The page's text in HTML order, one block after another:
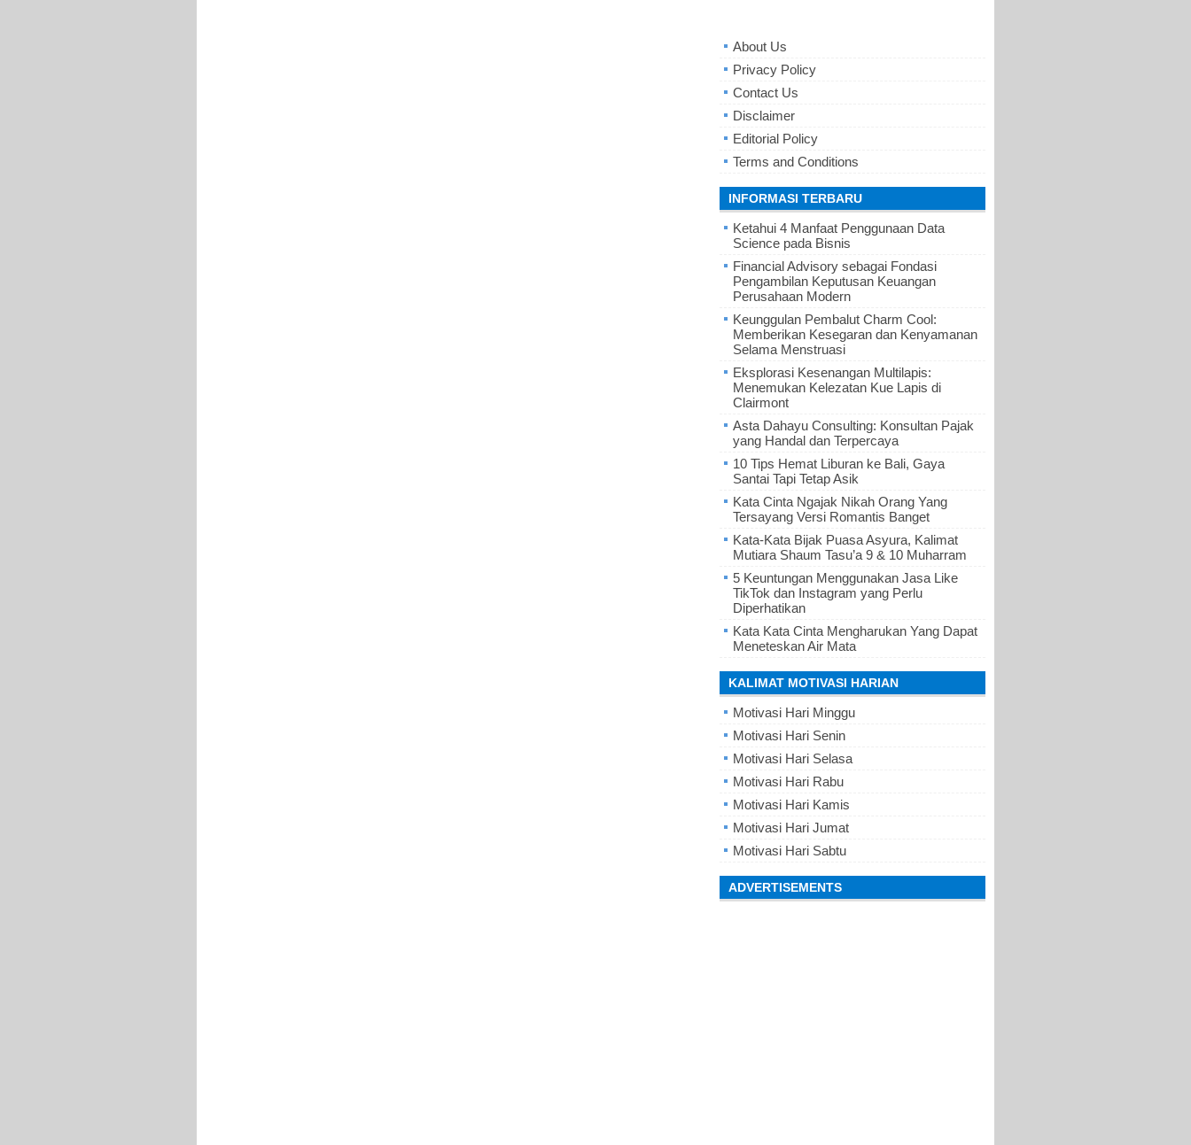
About Us
Privacy Policy
Contact Us
Disclaimer
Editorial Policy
Terms and Conditions
INFORMASI TERBARU
Ketahui 4 Manfaat Penggunaan Data
Science pada Bisnis
Financial Advisory sebagai Fondasi
Pengambilan Keputusan Keuangan
Perusahaan Modern
Keunggulan Pembalut Charm Cool:
Memberikan Kesegaran dan Kenyamanan
Selama Menstruasi
Eksplorasi Kesenangan Multilapis:
Menemukan Kelezatan Kue Lapis di
Clairmont
Asta Dahayu Consulting: Konsultan Pajak
yang Handal dan Terpercaya
10 Tips Hemat Liburan ke Bali, Gaya
Santai Tapi Tetap Asik
Kata Cinta Ngajak Nikah Orang Yang
Tersayang Versi Romantis Banget
Kata-Kata Bijak Puasa Asyura, Kalimat
Mutiara Shaum Tasu’a 9 & 10 Muharram
5 Keuntungan Menggunakan Jasa Like
TikTok dan Instagram yang Perlu
Diperhatikan
Kata Kata Cinta Mengharukan Yang Dapat
Meneteskan Air Mata
KALIMAT MOTIVASI HARIAN
Motivasi Hari Minggu
Motivasi Hari Senin
Motivasi Hari Selasa
Motivasi Hari Rabu
Motivasi Hari Kamis
Motivasi Hari Jumat
Motivasi Hari Sabtu
ADVERTISEMENTS